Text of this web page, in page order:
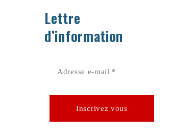
Lettre
d’information